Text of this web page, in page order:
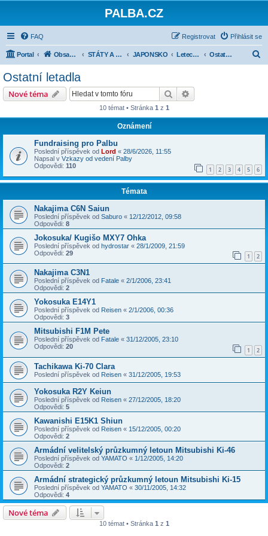
PALBA.CZ
FAQ Přihlásit se
Registrovat
Portal Obsah fóra STÁTY A JEJICH ARMÁDY 1918-1945 JAPONSKO Letectvo (IJA, IJN) Ostatní letadla
Ostatní letadla
Nové téma Hledat
10 témat • Stránka 1 z 1
Oznámení
Fundraising pro Palbu
Poslední příspěvek od Lord « 28/6/2026, 11:55
Napsal v Vzkazy od vedení Palby
Odpovědi: 110 1 2 3 4 5 6
Témata
Nakajima C6N Saiun
Poslední příspěvek od Saburo « 12/12/2012, 09:58
Odpovědi: 8
Jokosuka/ Kugišo MXY7 Ohka
Poslední příspěvek od hydrostar « 28/1/2009, 21:59
Odpovědi: 29 1 2
Nakajima C3N1
Poslední příspěvek od Fatale « 2/1/2006, 23:41
Odpovědi: 2
Yokosuka E14Y1
Poslední příspěvek od Reisen « 2/1/2006, 00:36
Odpovědi: 3
Mitsubishi F1M Pete
Poslední příspěvek od Fatale « 31/12/2005, 23:10
Odpovědi: 20 1 2
Tachikawa Ki-70 Clara
Poslední příspěvek od Reisen « 31/12/2005, 19:53
Yokosuka R2Y Keiun
Poslední příspěvek od Reisen « 27/12/2005, 18:20
Odpovědi: 5
Kawanishi E15K1 Shiun
Poslední příspěvek od Reisen « 15/12/2005, 00:20
Odpovědi: 2
Armádní velitelský průzkumný letoun Mitsubishi Ki-46
Poslední příspěvek od YAMATO « 1/12/2005, 14:20
Odpovědi: 2
Armádní strategický průzkumný letoun Mitsubishi Ki-15
Poslední příspěvek od YAMATO « 30/11/2005, 14:32
Odpovědi: 4
Nové téma
10 témat • Stránka 1 z 1